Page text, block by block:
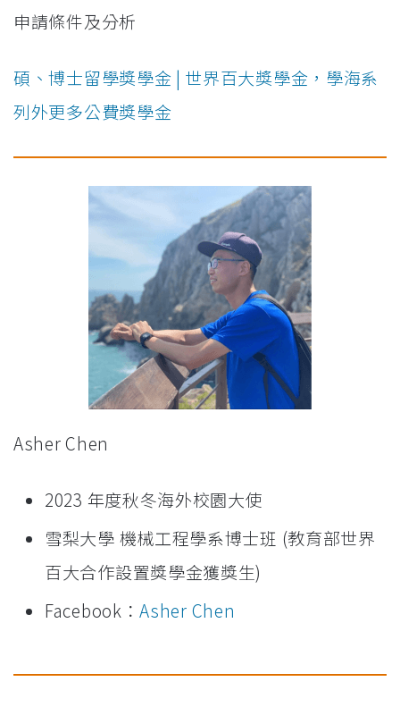
申請條件及分析
碩、博士留學獎學金 | 世界百大獎學金，學海系
列外更多公費獎學金
Asher Chen
2023 年度秋冬海外校園大使
雪梨大學 機械工程學系博士班 (教育部世界
百大合作設置獎學金獲獎生)
Facebook：Asher Chen